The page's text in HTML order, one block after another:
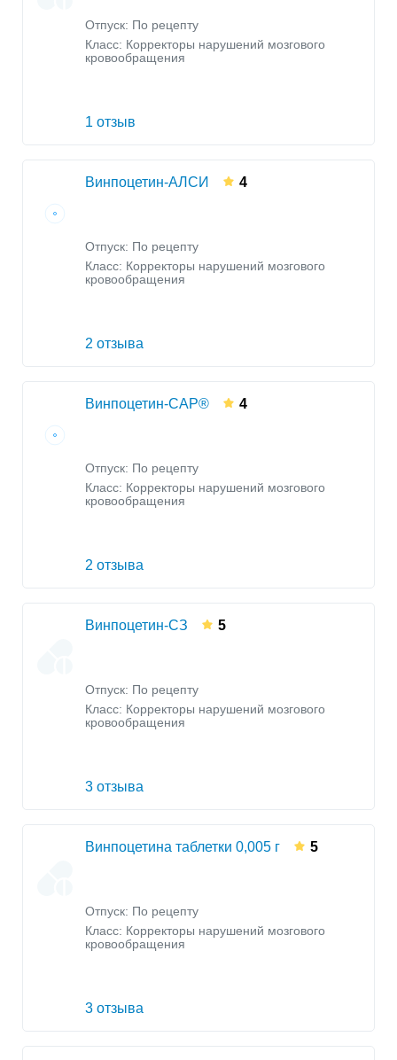
Отпуск: По рецепту
Класс: Корректоры нарушений мозгового
кровообращения
1 отзыв
Винпоцетин-АЛСИ 4
Отпуск: По рецепту
Класс: Корректоры нарушений мозгового
кровообращения
2 отзыва
Винпоцетин-САР® 4
Отпуск: По рецепту
Класс: Корректоры нарушений мозгового
кровообращения
2 отзыва
Винпоцетин-СЗ 5
Отпуск: По рецепту
Класс: Корректоры нарушений мозгового
кровообращения
3 отзыва
Винпоцетина таблетки 0,005 г 5
Отпуск: По рецепту
Класс: Корректоры нарушений мозгового
кровообращения
3 отзыва